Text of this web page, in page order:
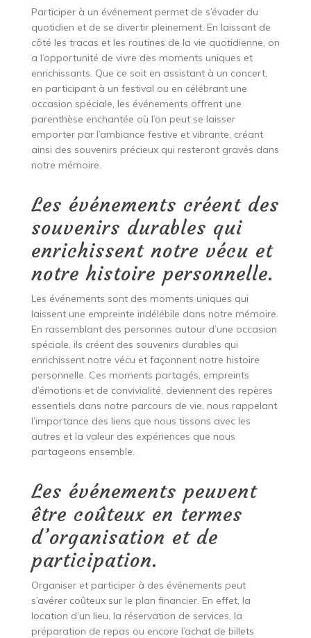
Participer à un événement permet de s’évader du
quotidien et de se divertir pleinement. En laissant de
côté les tracas et les routines de la vie quotidienne, on
a l’opportunité de vivre des moments uniques et
enrichissants. Que ce soit en assistant à un concert,
en participant à un festival ou en célébrant une
occasion spéciale, les événements offrent une
parenthèse enchantée où l’on peut se laisser
emporter par l’ambiance festive et vibrante, créant
ainsi des souvenirs précieux qui resteront gravés dans
notre mémoire.
Les événements créent des
souvenirs durables qui
enrichissent notre vécu et
notre histoire personnelle.
Les événements sont des moments uniques qui
laissent une empreinte indélébile dans notre mémoire.
En rassemblant des personnes autour d’une occasion
spéciale, ils créent des souvenirs durables qui
enrichissent notre vécu et façonnent notre histoire
personnelle. Ces moments partagés, empreints
d’émotions et de convivialité, deviennent des repères
essentiels dans notre parcours de vie, nous rappelant
l’importance des liens que nous tissons avec les
autres et la valeur des expériences que nous
partageons ensemble.
Les événements peuvent
être coûteux en termes
d’organisation et de
participation.
Organiser et participer à des événements peut
s’avérer coûteux sur le plan financier. En effet, la
location d’un lieu, la réservation de services, la
préparation de repas ou encore l’achat de billets